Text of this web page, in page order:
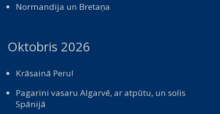
Normandija un Bretaņa
Oktobris 2026
Krāsainā Peru!
Pagarini vasaru Algarvē, ar atpūtu, un solis
Spānijā